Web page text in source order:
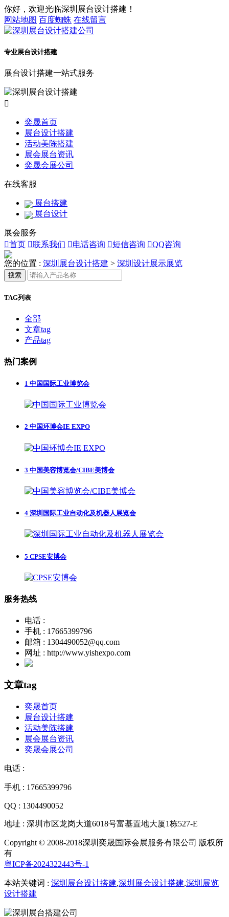
你好，欢迎光临深圳展台设计搭建！
网站地图 百度蜘蛛 在线留言
专业展台设计搭建
展台设计搭建一站式服务

奕晟首页
展台设计搭建
活动美陈搭建
展会展台资讯
奕晟会展公司
在线客服
展台搭建
展台设计
展会服务
首页 联系我们 电话咨询 短信咨询 QQ咨询
您的位置 : 深圳展台设计搭建 > 深圳设计展示展览
搜索
TAG列表
全部
文章tag
产品tag
热门案例
1 中国国际工业博览会
2 中国环博会IE EXPO
3 中国美容博览会/CIBE美博会
4 深圳国际工业自动化及机器人展览会
5 CPSE安博会
服务热线
电话 :
手机 : 17665399796
邮箱 : 1304490052@qq.com
网址 : http://www.yishexpo.com
文章tag
奕晟首页
展台设计搭建
活动美陈搭建
展会展台资讯
奕晟会展公司
电话 :
手机 : 17665399796
QQ : 1304490052
地址 : 深圳市区龙岗大道6018号富基置地大厦1栋527-E
Copyright © 2008-2018深圳奕晟国际会展服务有限公司 版权所
有
粤ICP备2024322443号-1
本站关键词 : 深圳展台设计搭建,深圳展会设计搭建,深圳展览
设计搭建